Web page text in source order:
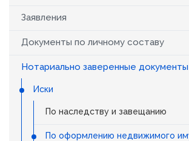
Заявления
Документы по личному составу
Нотариально заверенные документы
Иски
По наследству и завещанию
По оформлению недвижимого